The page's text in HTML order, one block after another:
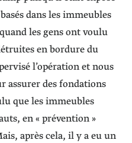
dans les immeubles
les gens ont voulu
en bordure du
l’opération et nous
assurer des fondations
que les immeubles
en « prévention »
après cela, il y a eu un